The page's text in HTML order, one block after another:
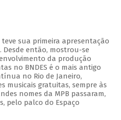
teve sua primeira apresentação
Desde então, mostrou-se
da produção
no BNDES é o mais antigo
no Rio de Janeiro,
musicais gratuitas, sempre às
nomes da MPB passaram,
pelo palco do Espaço